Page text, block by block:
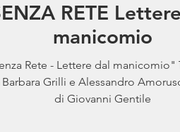
RETE
manicomio
Rete - Lettere dal manicomio"
Barbara Grilli e Alessandro
di Giovanni Gentile